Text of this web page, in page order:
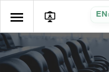
EN